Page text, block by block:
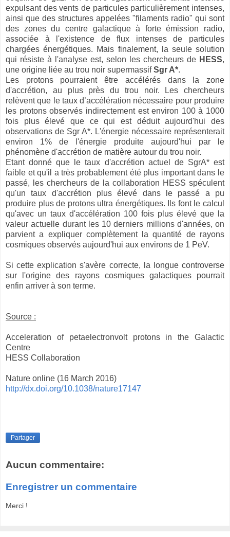
expulsant des vents de particules particulièrement intenses,
ainsi que des structures appelées "filaments radio" qui sont
des zones du centre galactique à forte émission radio,
associée à l'existence de flux intenses de particules
chargées énergétiques. Mais finalement, la seule solution
qui résiste à l'analyse est, selon les chercheurs de HESS,
une origine liée au trou noir supermassifSgr A*.
Les protons pourraient être accélérés dans la zone
d'accrétion, au plus près du trou noir. Les chercheurs
relèvent que le taux d’accélération nécessaire pour produire
les protons observés indirectement est environ 100 à 1000
fois plus élevé que ce qui est déduit aujourd'hui des
observations de Sgr A*. L'énergie nécessaire représenterait
environ 1% de l'énergie produite aujourd'hui par le
phénomène d'accrétion de matière autour du trou noir.
Etant donné que le taux d'accrétion actuel de SgrA* est
faible et qu'il a très probablement été plus important dans le
passé, les chercheurs de la collaboration HESS spéculent
qu'un taux d'accrétion plus élevé dans le passé a pu
produire plus de protons ultra énergétiques. Ils font le calcul
qu'avec un taux d'accélération 100 fois plus élevé que la
valeur actuelle durant les 10 derniers millions d'années, on
parvient a expliquer complètement la quantité de rayons
cosmiques observés aujourd'hui aux environs de 1 PeV.
Si cette explication s'avère correcte, la longue controverse
sur l'origine des rayons cosmiques galactiques pourrait
enfin arriver à son terme.
Source :
Acceleration of petaelectronvolt protons in the Galactic
Centre
HESS Collaboration
Nature online (16 March 2016)
http://dx.doi.org/10.1038/nature17147
Partager
Aucun commentaire:
Enregistrer un commentaire
Merci !